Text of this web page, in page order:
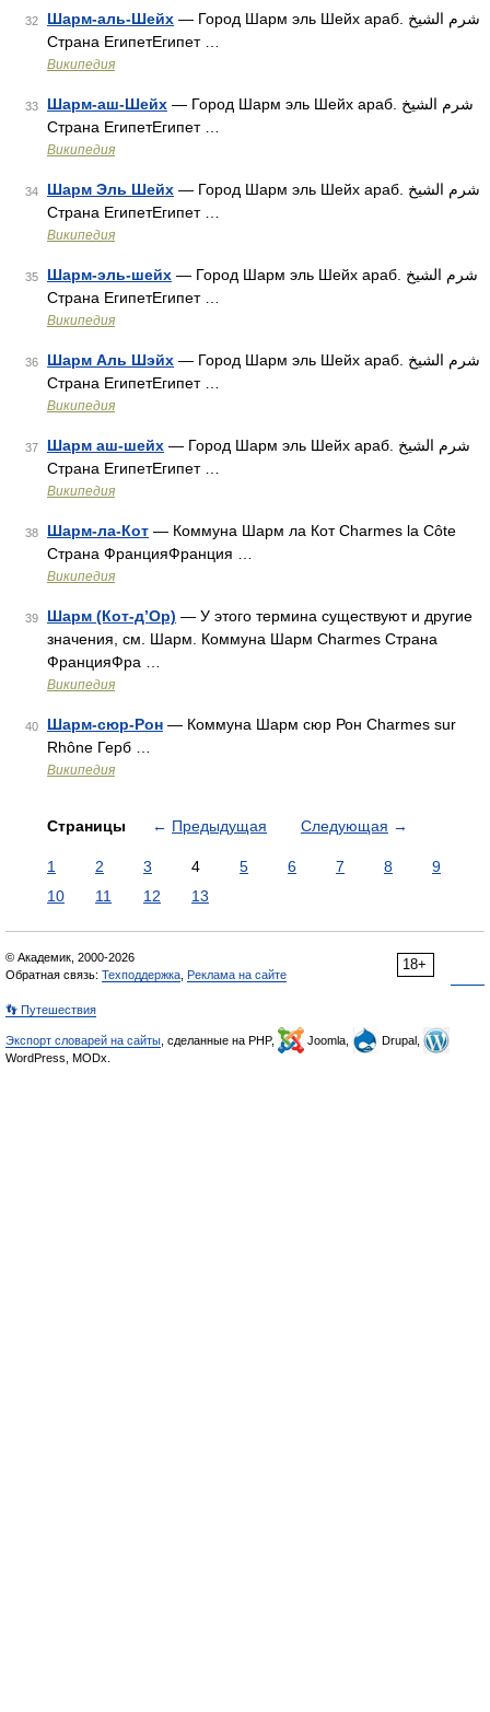
32 Шарм-аль-Шейх — Город Шарм эль Шейх араб. شرم الشيخ‎‎
Страна ЕгипетЕгипет …
Википедия
33 Шарм-аш-Шейх — Город Шарм эль Шейх араб. شرم الشيخ‎‎
Страна ЕгипетЕгипет …
Википедия
34 Шарм Эль Шейх — Город Шарм эль Шейх араб. شرم الشيخ‎‎
Страна ЕгипетЕгипет …
Википедия
35 Шарм-эль-шейх — Город Шарм эль Шейх араб. شرم الشيخ‎‎
Страна ЕгипетЕгипет …
Википедия
36 Шарм Аль Шэйх — Город Шарм эль Шейх араб. شرم الشيخ‎‎
Страна ЕгипетЕгипет …
Википедия
37 Шарм аш-шейх — Город Шарм эль Шейх араб. شرم الشيخ‎‎
Страна ЕгипетЕгипет …
Википедия
38 Шарм-ла-Кот — Коммуна Шарм ла Кот Charmes la Côte
Страна ФранцияФранция …
Википедия
39 Шарм (Кот-д’Ор) — У этого термина существуют и другие
значения, см. Шарм. Коммуна Шарм Charmes Страна
ФранцияФра …
Википедия
40 Шарм-сюр-Рон — Коммуна Шарм сюр Рон Charmes sur
Rhône Герб …
Википедия
Страницы ← Предыдущая Следующая →
1 2 3 4 5 6 7 8
9
10
11 12 13
18+
© Академик, 2000-2026
Обратная связь: Техподдержка Реклама на сайте
👣 Путешествия
Экспорт словарей на сайты , сделанные на PHP, Joomla,
Drupal,
WordPress, MODx.